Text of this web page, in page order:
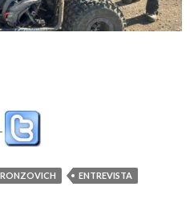
si volvíamos a ser competitivos,
ENTREVISTA